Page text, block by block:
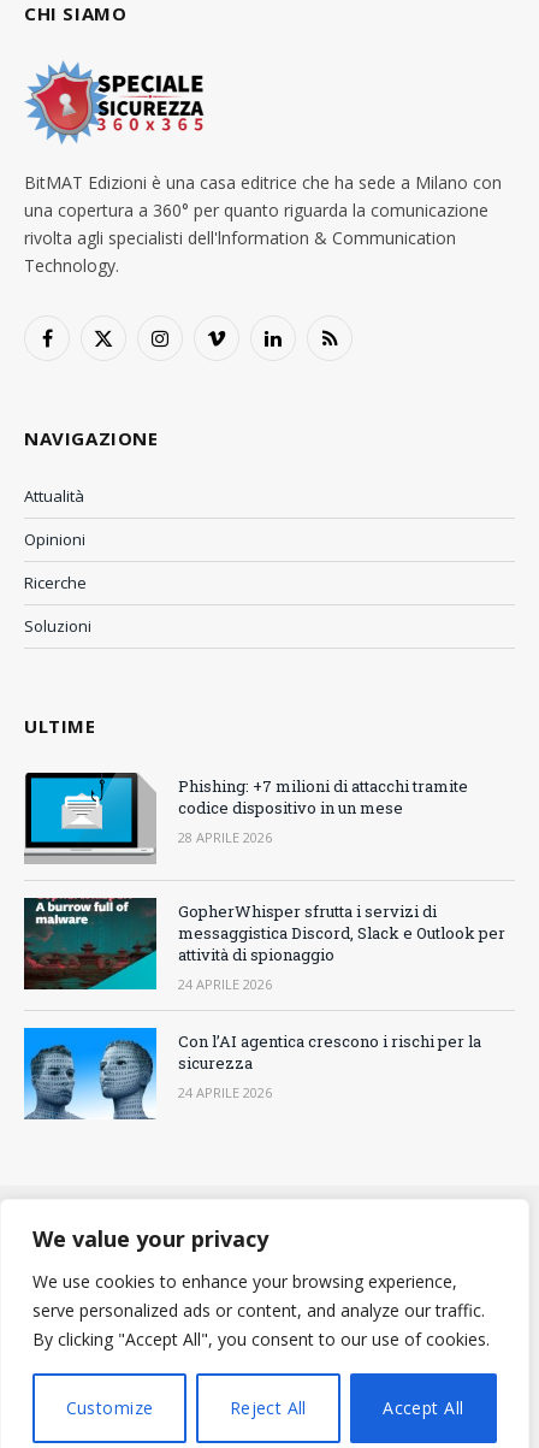
We value your privacy
We use cookies to enhance your browsing experience,
serve personalized ads or content, and analyze our traffic.
By clicking "Accept All", you consent to our use of cookies.
Customize Reject All Accept All
CHI SIAMO
BitMAT Edizioni è una casa editrice che ha sede a Milano con
una copertura a 360° per quanto riguarda la comunicazione
rivolta agli specialisti dell'lnformation & Communication
Technology.
Facebook
X
InstagramVimeo LinkedInRSS
NAVIGAZIONE
Attualità
Opinioni
Ricerche
Soluzioni
ULTIME
Phishing: +7 milioni di attacchi tramite
codice dispositivo in un mese
28 APRILE 2026
GopherWhisper sfrutta i servizi di
messaggistica Discord, Slack e Outlook per
attività di spionaggio
24 APRILE 2026
Con l’AI agentica crescono i rischi per la
sicurezza
24 APRILE 2026
CONTATTACI COOKIES POLICY
REDAZIONE
© 2012 - 2026 - BitMAT Edizioni - P.Iva 09091900960 - tutti i diritti
riservati - Iscrizione al tribunale di Milano n° 295 del 28-11-2018 -